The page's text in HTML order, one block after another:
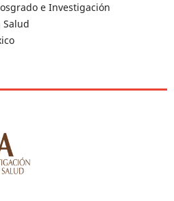
e Investigación
Salud